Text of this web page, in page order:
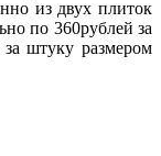
из двух плиток
по 360рублей за
штуку размером